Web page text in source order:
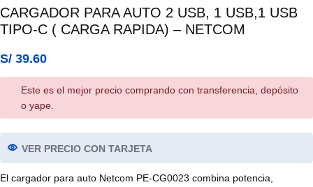
CARGADOR PARA AUTO 2 USB, 1 USB,1 USB
TIPO-C ( CARGA RAPIDA) – NETCOM
S/ 39.60
Este es el mejor precio comprando con transferencia, depósito
o yape.
VER PRECIO CON TARJETA
El cargador para auto Netcom PE-CG0023 combina potencia,